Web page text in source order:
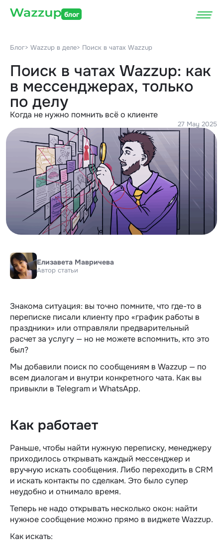
блог
Блог> Wazzup в деле> Поиск в чатах Wazzup
Поиск в чатах Wazzup: как
в мессенджерах, только
по делу
Когда не нужно помнить всё о клиенте
27 May 2025
Елизавета Мавричева
Автор статьи
Знакома ситуация: вы точно помните, что где-то в
переписке писали клиенту про «график работы в
праздники» или отправляли предварительный
расчет за услугу — но не можете вспомнить, кто это
был?
Мы добавили поиск по сообщениям в Wazzup — по
всем диалогам и внутри конкретного чата. Как вы
привыкли в Telegram и WhatsApp.
Как работает
Раньше, чтобы найти нужную переписку, менеджеру
приходилось открывать каждый мессенджер и
вручную искать сообщения. Либо переходить в CRM
и искать контакты по сделкам. Это было супер
неудобно и отнимало время.
Теперь не надо открывать несколько окон: найти
нужное сообщение можно прямо в виджете Wazzup.
Как искать: